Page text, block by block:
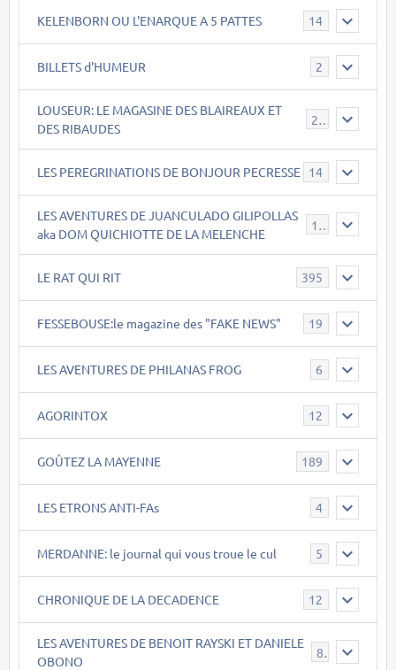
KELENBORN OU L'ENARQUE A 5 PATTES 14
BILLETS d'HUMEUR 2
LOUSEUR: LE MAGASINE DES BLAIREAUX ET
DES RIBAUDES
LES PEREGRINATIONS DE BONJOUR PECRESSE 14
LES AVENTURES DE JUANCULADO GILIPOLLAS
aka DOM QUICHIOTTE DE LA MELENCHE
LE RAT QUI RIT 395
FESSEBOUSE:le magazine des "FAKE NEWS" 19
LES AVENTURES DE PHILANAS FROG 6
AGORINTOX 12
GOÛTEZ LA MAYENNE 189
LES ETRONS ANTI-FAs 4
MERDANNE: le journal qui vous troue le cul 5
CHRONIQUE DE LA DECADENCE 12
LES AVENTURES DE BENOIT RAYSKI ET DANIELE
OBONO